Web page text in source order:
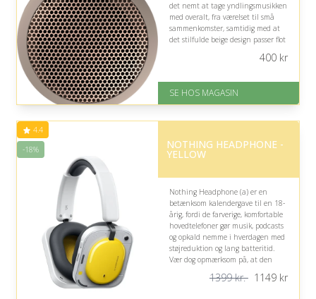
det nemt at tage yndlingsmusikken
med overalt, fra værelset til små
sammenkomster, samtidig med at
det stilfulde beige design passer flot
God Trustpilot rating på 4.1 ud
400kr
SE HOS MAGASIN
4.4
-18%
NOTHING HEADPHONE -
YELLOW
Nothing Headphone (a) er en
betænksom kalendergave til en 18-
årig, fordi de farverige, komfortable
hovedtelefoner gør musik, podcasts
og opkald nemme i hverdagen med
støjreduktion og lang batteritid.
Vær dog opmærksom på, at den
en kalendergave.1399 kr. 1149kr